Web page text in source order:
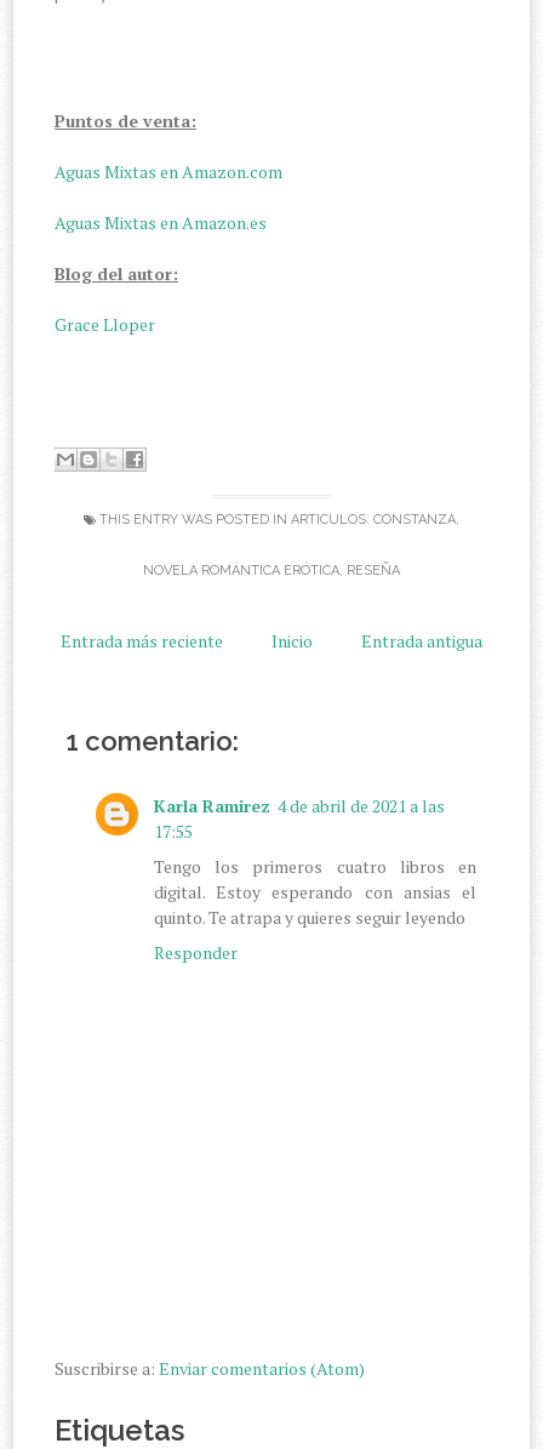
Puntos de venta:
Aguas Mixtas en Amazon.com
Aguas Mixtas en Amazon.es
Blog del autor:
Grace Lloper
THIS ENTRY WAS POSTED IN ARTICULOS: CONSTANZA,
NOVELA ROMÁNTICA ERÓTICA, RESEÑA
Entrada más reciente Entrada antigua
Inicio
1 comentario:
Karla Ramirez 4 de abril de 2021 a las
17:55
Tengo los primeros cuatro libros en
digital. Estoy esperando con ansias el
quinto. Te atrapa y quieres seguir leyendo
Responder
Suscribirse a:Enviar comentarios (Atom)
Etiquetas